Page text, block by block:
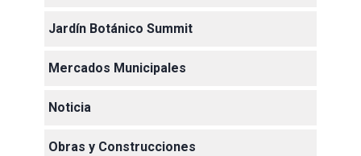
Jardín Botánico Summit
Mercados Municipales
Noticia
Obras y Construcciones